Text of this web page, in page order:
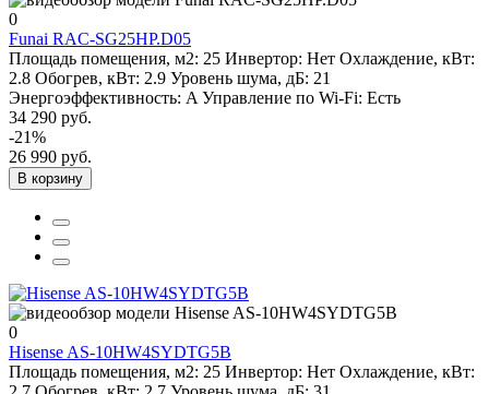
0
Funai RAC-SG25HP.D05
Площадь помещения, м2: 25 Инвертор: Нет Охлаждение, кВт:
2.8 Обогрев, кВт: 2.9 Уровень шума, дБ: 21
Энергоэффективность: A Управление по Wi-Fi: Есть
34 290 руб.
-21%
26 990 руб.
В корзину
0
Hisense AS-10HW4SYDTG5B
Площадь помещения, м2: 25 Инвертор: Нет Охлаждение, кВт: